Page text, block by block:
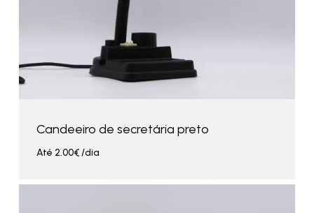
Candeeiro de secretária preto
Até 2.00€/dia